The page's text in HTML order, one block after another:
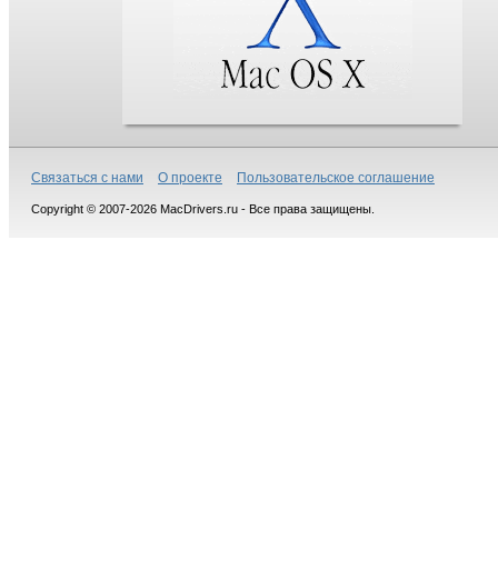
Связаться с нами О проекте Пользовательское соглашение
Copyright © 2007-2026 MacDrivers.ru - Все права защищены.